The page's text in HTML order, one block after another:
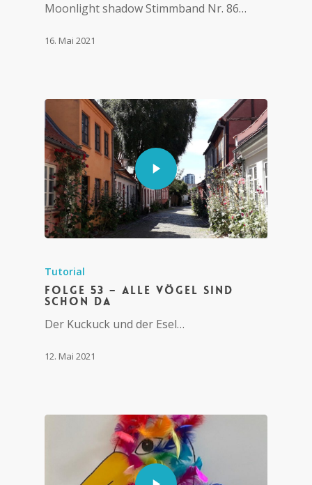
Moonlight shadow Stimmband Nr. 86…
16. Mai 2021
Tutorial
Folge 53 – Alle Vögel sind
schon da
Der Kuckuck und der Esel…
12. Mai 2021